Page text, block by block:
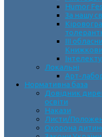
Humor
За нашу
ІII
Локальні
Арт-
Нормативна база
Довідник
освіти
Накази
Листи/
Охорона